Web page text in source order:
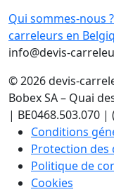
Qui sommes-nous ?
carreleurs en
info@devis-
© 2026 devis-
Bobex SA – Quai
| BE0468.503.070 |
Conditions
Protection des
Politique de
Cookies